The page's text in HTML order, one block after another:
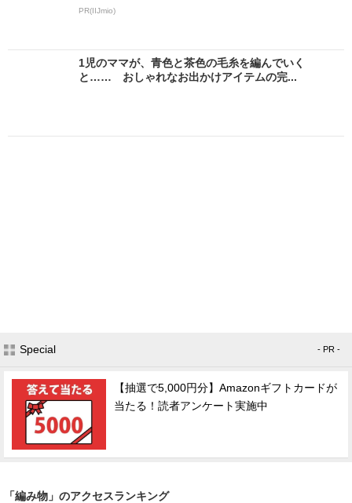
PR(IIJmio)
1児のママが、青色と茶色の毛糸を編んでいく
と…… おしゃれなお出かけアイテムの完...
Special - PR -
【抽選で5,000円分】Amazonギフトカードが
当たる！読者アンケート実施中
「編み物」のアクセスランキング